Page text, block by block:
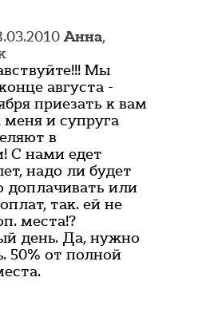
Анна,
Мы
августа -
приезать к вам
и супруга
в
С нами едет
надо ли будет
доплачивать или
так. ей не
места!?
день. Да, нужно
50% от полной